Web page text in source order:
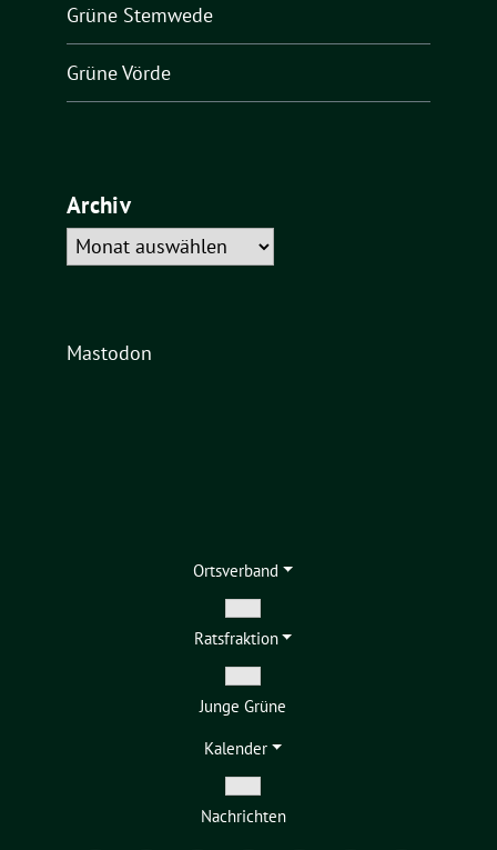
Grüne Stemwede
Grüne Vörde
Archiv
Archiv
Mastodon
Ortsverband
Zeige
Untermenü
Ratsfraktion
Zeige
Untermenü
Junge Grüne
Kalender
Zeige
Untermenü
Nachrichten